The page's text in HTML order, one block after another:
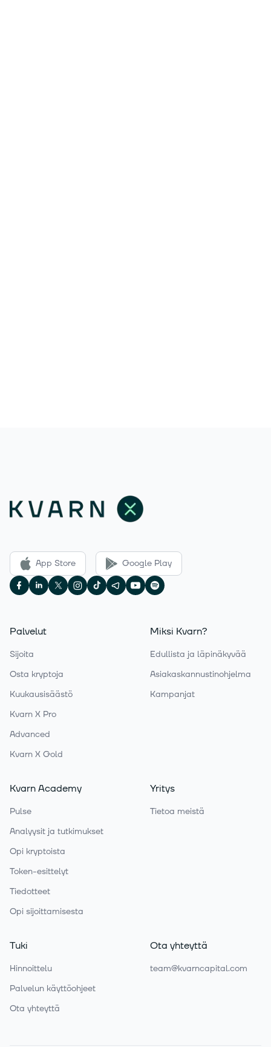
App Store Google Play
Palvelut
Sijoita
Osta kryptoja
Kuukausisäästö
Kvarn X Pro
Advanced
Kvarn X Gold
Miksi Kvarn?
Edullista ja läpinäkyvää
Asiakaskannustinohjelma
Kampanjat
Kvarn Academy
Pulse
Analyysit ja tutkimukset
Opi kryptoista
Token-esittelyt
Tiedotteet
Opi sijoittamisesta
Yritys
Tietoa meistä
Tuki
Hinnoittelu
Palvelun käyttöohjeet
Ota yhteyttä
Ota yhteyttä
team@kvarncapital.com